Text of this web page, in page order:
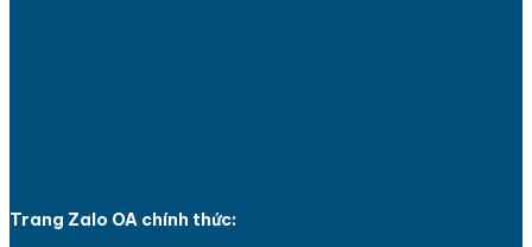
Trang Zalo OA chính thức: